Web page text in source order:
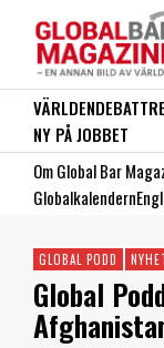
VÄRLDENDEBATT
NY PÅ JOBBET
Om Global Bar
Globalkalendern
GLOBAL PODD
Global